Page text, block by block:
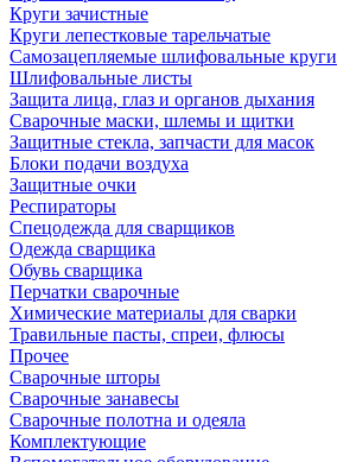
Круги зачистные
Круги лепестковые тарельчатые
Самозацепляемые шлифовальные круги
Шлифовальные листы
Защита лица, глаз и органов дыхания
Сварочные маски, шлемы и щитки
Защитные стекла, запчасти для масок
Блоки подачи воздуха
Защитные очки
Респираторы
Спецодежда для сварщиков
Одежда сварщика
Обувь сварщика
Перчатки сварочные
Химические материалы для сварки
Травильные пасты, спреи, флюсы
Прочее
Сварочные шторы
Сварочные занавесы
Сварочные полотна и одеяла
Комплектующие